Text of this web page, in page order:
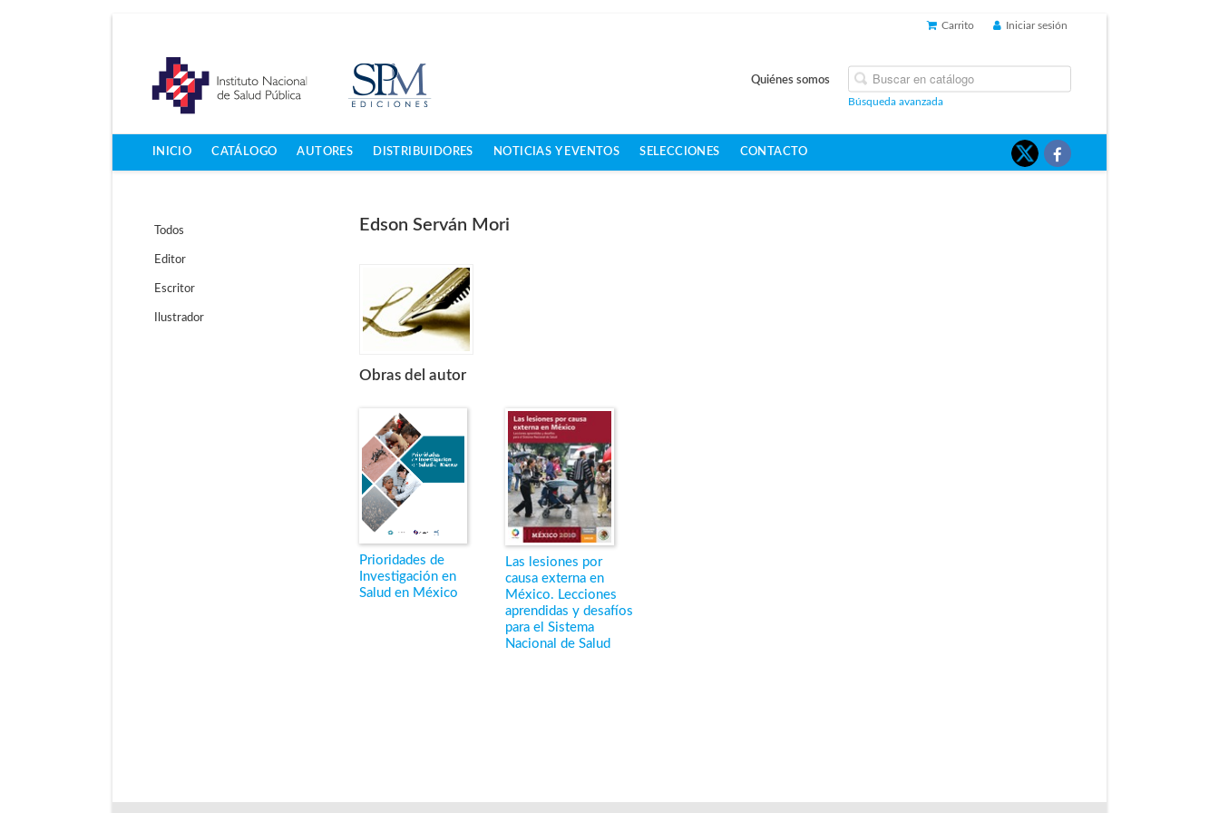
Carrito Iniciar sesión
Búsqueda avanzada
Quiénes somos
INICIO CATÁLOGO AUTORES DISTRIBUIDORES NOTICIAS Y EVENTOS SELECCIONES CONTACTO
Todos
Editor
Escritor
Ilustrador
Edson Serván Mori
Obras del autor
Prioridades de
Investigación en
Salud en México
Las lesiones por
causa externa en
México. Lecciones
aprendidas y desafíos
para el Sistema
Nacional de Salud